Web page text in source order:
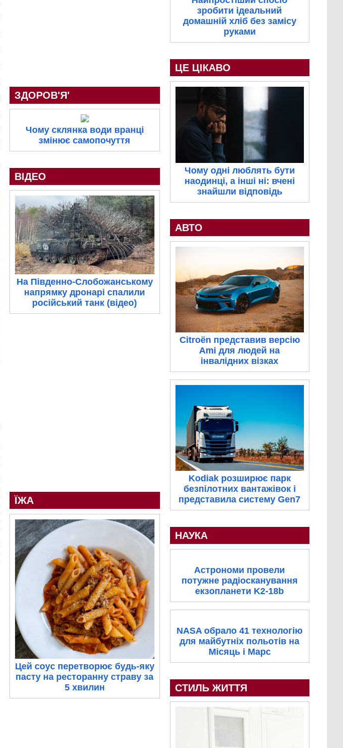
ЗДОРОВ'Я'
Чому склянка води вранці
змінює самопочуття
ВІДЕО
На Південно-Слобожанському
напрямку дронарі спалили
російський танк (відео)
ЇЖА
Цей соус перетворює будь-яку
пасту на ресторанну страву за
5 хвилин
зробити ідеальний
домашній хліб без замісу
руками
ЦЕ ЦІКАВО
Чому одні люблять бути
наодинці, а інші ні: вчені
знайшли відповідь
АВТО
Citroën представив версію
Ami для людей на
інвалідних візках
Kodiak розширює парк
безпілотних вантажівок і
представила систему Gen7
НАУКА
Астрономи провели
потужне радіосканування
екзопланети K2-18b
NASA обрало 41 технологію
для майбутніх польотів на
Місяць і Марс
СТИЛЬ ЖИТТЯ